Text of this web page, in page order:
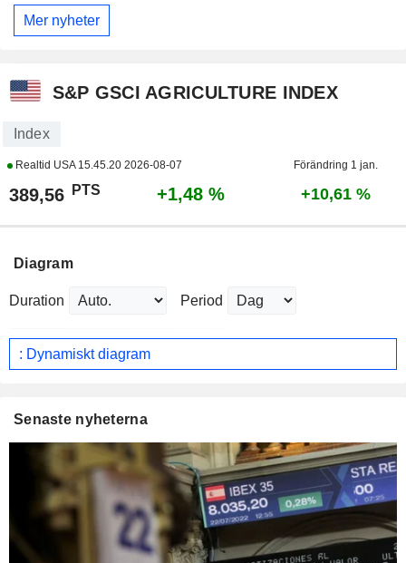
Mer nyheter
S&P GSCI AGRICULTURE INDEX
Index
Realtid USA 15.45.20 2026-08-07 Förändring 1 jan.
389,56 PTS +1,48 % +10,61 %
Diagram
Duration Period
: Dynamiskt diagram
Senaste nyheterna